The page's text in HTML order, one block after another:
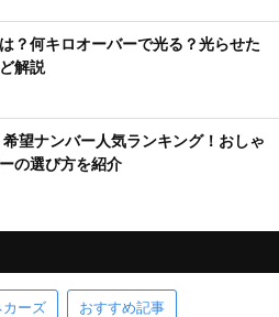
？何キロオーバーで光る？光らせた
解説
希望ナンバー人気ランキング！おしゃ
の選び方を紹介
カーズ おすすめ記事